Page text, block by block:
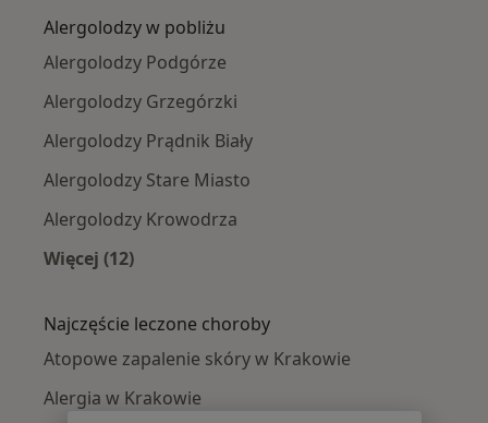
Alergolodzy w pobliżu
Alergolodzy Podgórze
Alergolodzy Grzegórzki
Alergolodzy Prądnik Biały
Alergolodzy Stare Miasto
Alergolodzy Krowodrza
Więcej (12)
Najczęście leczone choroby
Atopowe zapalenie skóry w Krakowie
Alergia w Krakowie